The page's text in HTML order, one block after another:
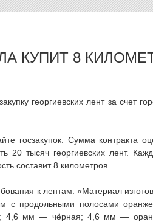
КУПИТ 8
георгиевских лент за счет
госзакупок. Сумма контракта
20 тысяч георгиевских лент.
составит 8 километров.
к лентам. «Материал
продольными полосами
4,6 мм — чёрная; 4,6 мм —